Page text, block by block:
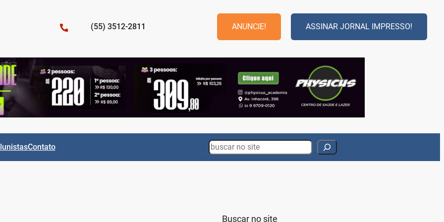
(55) 3512-2811 ANUNCIE! ASSINAR JORNAL IMPRESSO!
Contato Search
Buscar no site